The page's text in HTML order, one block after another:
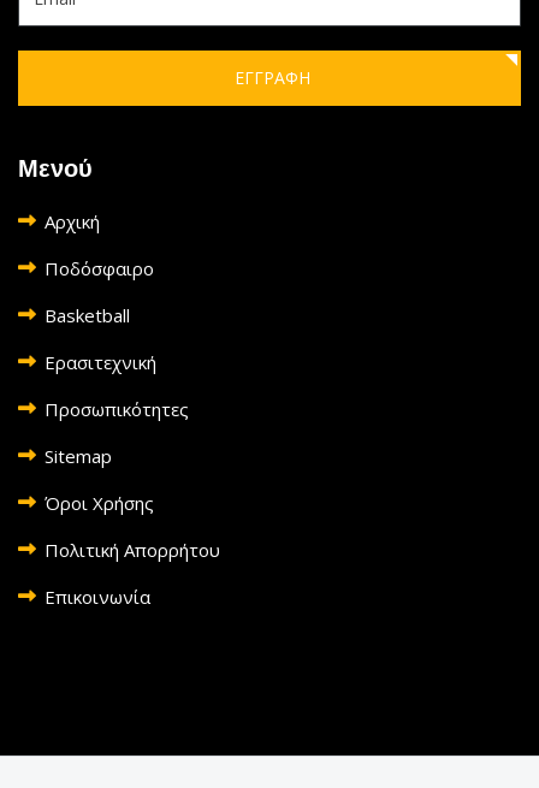
ΕΓΓΡΑΦΗ
Μενού
Αρχική
Ποδόσφαιρο
Basketball
Ερασιτεχνική
Προσωπικότητες
Sitemap
Όροι Χρήσης
Πολιτική Απορρήτου
Επικοινωνία